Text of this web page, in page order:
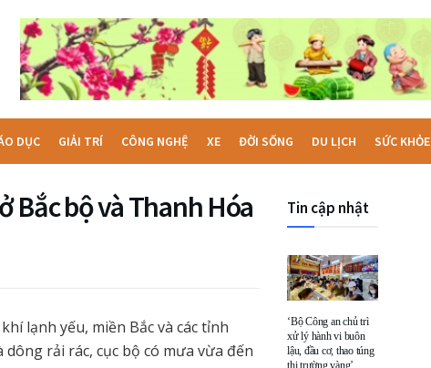
DỤC GIẢI TRÍ CÔNG NGHỆ XE ĐỜI SỐNG DU LỊCH SỨC KHỎE
Bắc bộ và Thanh Hóa
lạnh yếu, miền Bắc và các tỉnh
rải rác, cục bộ có mưa vừa đến
Tin cập nhật
‘Bộ Công an chủ trì
xử lý hành vi buôn
lậu, đầu cơ, thao túng
thị trường vàng’